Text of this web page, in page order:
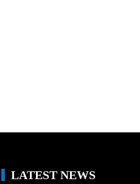
LATEST NEWS